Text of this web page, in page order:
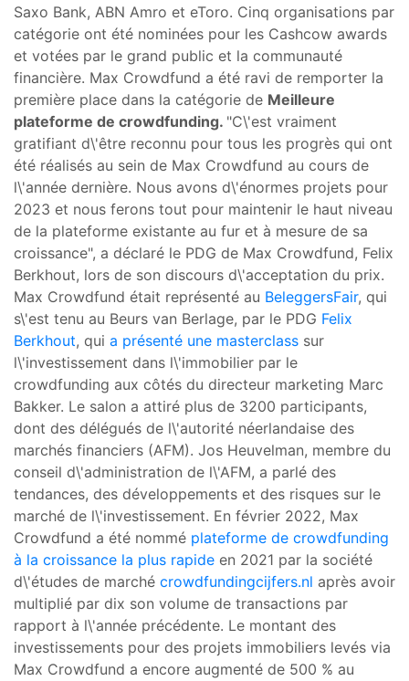
Saxo Bank, ABN Amro et eToro. Cinq organisations par
catégorie ont été nominées pour les Cashcow awards
et votées par le grand public et la communauté
financière. Max Crowdfund a été ravi de remporter la
première place dans la catégorie de Meilleure
plateforme de crowdfunding. "C\'est vraiment
gratifiant d\'être reconnu pour tous les progrès qui ont
été réalisés au sein de Max Crowdfund au cours de
l\'année dernière. Nous avons d\'énormes projets pour
2023 et nous ferons tout pour maintenir le haut niveau
de la plateforme existante au fur et à mesure de sa
croissance", a déclaré le PDG de Max Crowdfund, Felix
Berkhout, lors de son discours d\'acceptation du prix.
Max Crowdfund était représenté au BeleggersFair, qui
s\'est tenu au Beurs van Berlage, par le PDG Felix
Berkhout, qui a présenté une masterclass sur
l\'investissement dans l\'immobilier par le
crowdfunding aux côtés du directeur marketing Marc
Bakker. Le salon a attiré plus de 3200 participants,
dont des délégués de l\'autorité néerlandaise des
marchés financiers (AFM). Jos Heuvelman, membre du
conseil d\'administration de l\'AFM, a parlé des
tendances, des développements et des risques sur le
marché de l\'investissement. En février 2022, Max
Crowdfund a été nommé plateforme de crowdfunding
à la croissance la plus rapide en 2021 par la société
d\'études de marché crowdfundingcijfers.nl après avoir
multiplié par dix son volume de transactions par
rapport à l\'année précédente. Le montant des
investissements pour des projets immobiliers levés via
Max Crowdfund a encore augmenté de 500 % au